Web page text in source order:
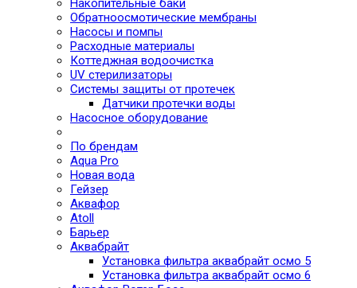
Накопительные баки
Обратноосмотические мембраны
Насосы и помпы
Расходные материалы
Коттеджная водоочистка
UV стерилизаторы
Системы защиты от протечек
Датчики протечки воды
Насосное оборудование
По брендам
Aqua Pro
Новая вода
Гейзер
Аквафор
Atoll
Барьер
Аквабрайт
Установка фильтра аквабрайт осмо 5
Установка фильтра аквабрайт осмо 6